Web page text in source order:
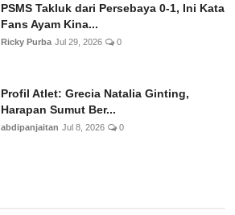
PSMS Takluk dari Persebaya 0-1, Ini Kata
Fans Ayam Kina...
Ricky Purba Jul 29, 2026 0
Profil Atlet: Grecia Natalia Ginting,
Harapan Sumut Ber...
abdipanjaitan Jul 8, 2026 0